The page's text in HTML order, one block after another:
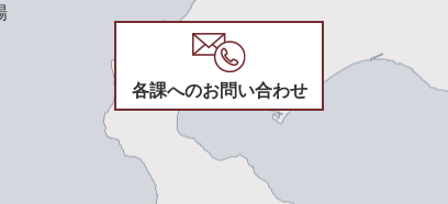
各課へのお問い合わせ